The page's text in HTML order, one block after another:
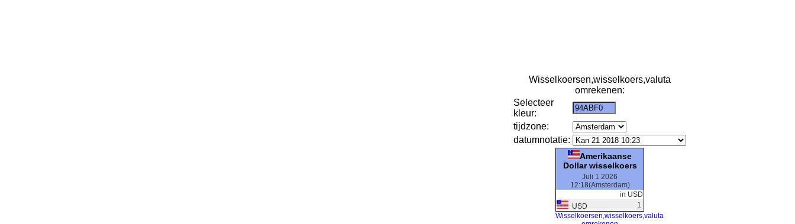
Wisselkoersen,wisselkoers,valuta
omrekenen:
Selecteer
kleur:
tijdzone:
datumnotatie:
Amerikaanse
Dollar wisselkoers
Juli 1 2026
12:18(Amsterdam)
in USD
USD
1
Wisselkoersen,wisselkoers,valuta